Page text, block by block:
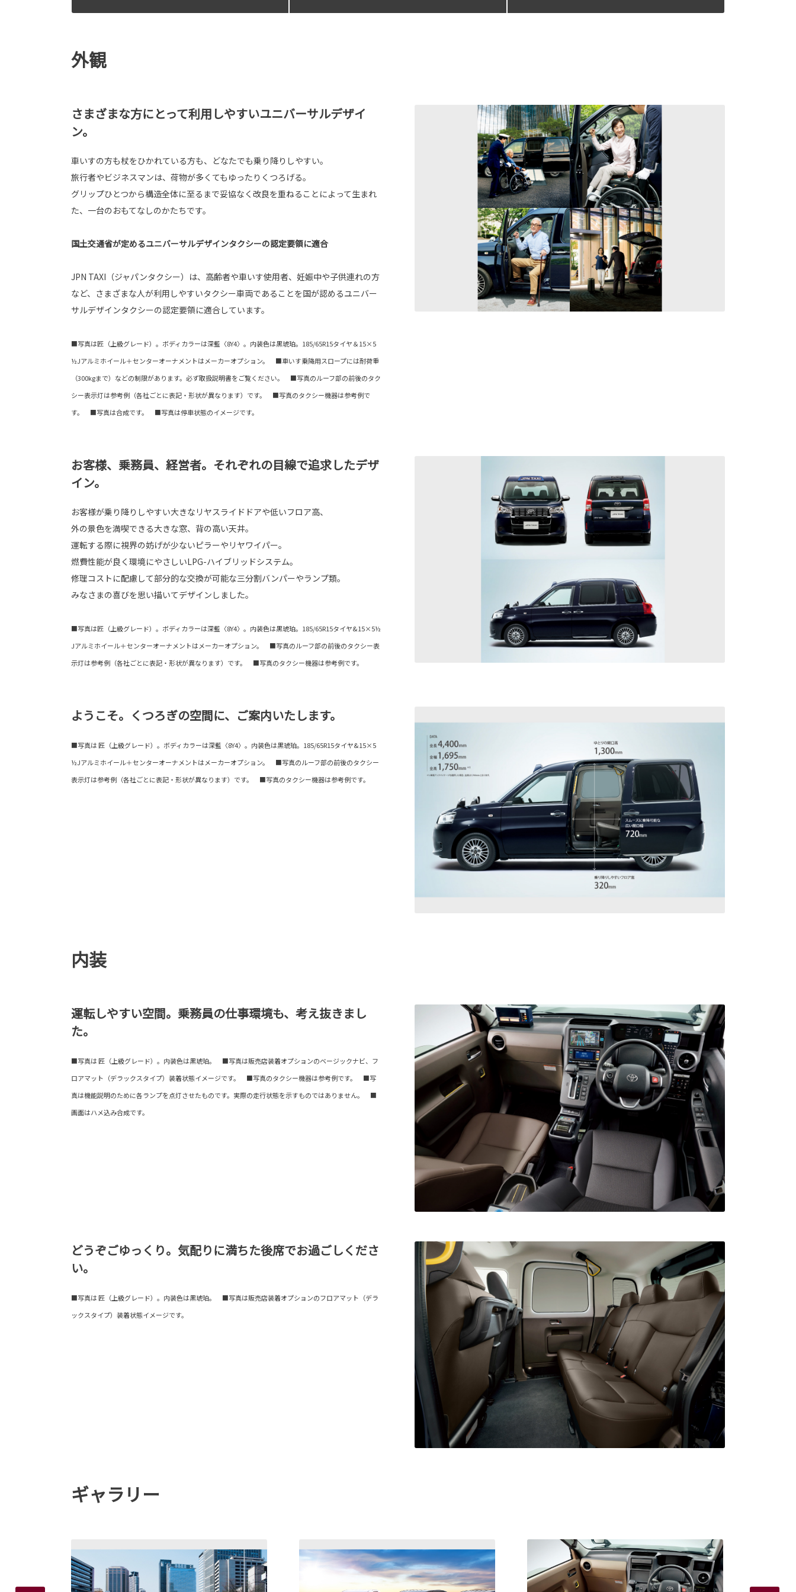
外観
さまざまな方にとって利用しやすいユニバーサルデザイ
ン。
車いすの方も杖をひかれている方も、どなたでも乗り降りしやすい。
旅行者やビジネスマンは、荷物が多くてもゆったりくつろげる。
グリップひとつから構造全体に至るまで妥協なく改良を重ねることによって生まれ
た、一台のおもてなしのかたちです。
国土交通省が定めるユニバーサルデザインタクシーの認定要領に適合
JPN TAXI（ジャパンタクシー）は、高齢者や車いす使用者、妊娠中や子供連れの方
など、さまざまな人が利用しやすいタクシー車両であることを国が認めるユニバー
サルデザインタクシーの認定要領に適合しています。
■写真は匠（上級グレード）。ボディカラーは深藍〈8Y4〉。内装色は黒琥珀。185/65R15タイヤ＆15×5
½Jアルミホイール＋センターオーナメントはメーカーオプション。 ■車いす乗降用スロープには耐荷重
（300kgまで）などの制限があります。必ず取扱説明書をご覧ください。 ■写真のルーフ部の前後のタク
シー表示灯は参考例（各社ごとに表記・形状が異なります）です。 ■写真のタクシー機器は参考例で
す。 ■写真は合成です。 ■写真は停車状態のイメージです。
お客様、乗務員、経営者。それぞれの目線で追求したデザ
イン。
お客様が乗り降りしやすい大きなリヤスライドドアや低いフロア高、
外の景色を満喫できる大きな窓、背の高い天井。
運転する際に視界の妨げが少ないピラーやリヤワイパー。
燃費性能が良く環境にやさしいLPG-ハイブリッドシステム。
修理コストに配慮して部分的な交換が可能な三分割バンパーやランプ類。
みなさまの喜びを思い描いてデザインしました。
■写真は匠（上級グレード）。ボディカラーは深藍〈8Y4〉。内装色は黒琥珀。185/65R15タイヤ&15×5½
Jアルミホイール＋センターオーナメントはメーカーオプション。 ■写真のルーフ部の前後のタクシー表
示灯は参考例（各社ごとに表記・形状が異なります）です。 ■写真のタクシー機器は参考例です。
ようこそ。くつろぎの空間に、ご案内いたします。
■写真は 匠（上級グレード）。ボディカラーは深藍〈8Y4〉。内装色は黒琥珀。185/65R15タイヤ&15×5
½Jアルミホイール＋センターオーナメントはメーカーオプション。 ■写真のルーフ部の前後のタクシー
表示灯は参考例（各社ごとに表記・形状が異なります）です。 ■写真のタクシー機器は参考例です。
内装
運転しやすい空間。乗務員の仕事環境も、考え抜きまし
た。
■写真は 匠（上級グレード）。内装色は黒琥珀。 ■写真は販売店装着オプションのベージックナビ、フ
ロアマット（デラックスタイプ）装着状態イメージです。 ■写真のタクシー機器は参考例です。 ■写
真は機能説明のために各ランプを点灯させたものです。実際の走行状態を示すものではありません。 ■
画面はハメ込み合成です。
どうぞごゆっくり。気配りに満ちた後席でお過ごしくださ
い。
■写真は 匠（上級グレード）。内装色は黒琥珀。 ■写真は販売店装着オプションのフロアマット（デラ
ックスタイプ）装着状態イメージです。
ギャラリー